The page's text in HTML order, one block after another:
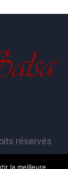
réservés
la meilleure